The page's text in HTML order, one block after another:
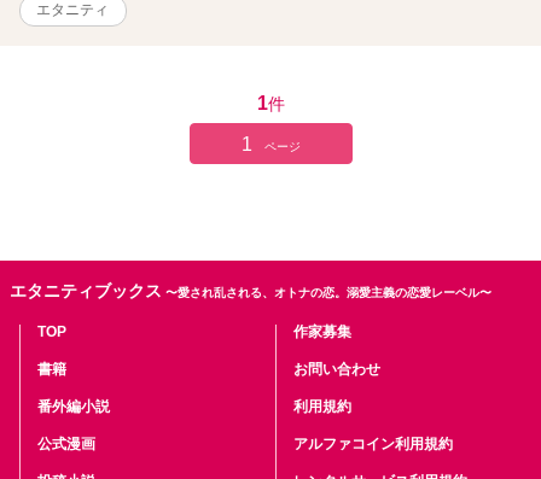
エタニティ
1件
1 ページ
エタニティブックス 〜愛され乱される、オトナの恋。溺愛主義の恋愛レーベル〜
TOP
書籍
番外編小説
公式漫画
作家募集
お問い合わせ
利用規約
アルファコイン利用規約